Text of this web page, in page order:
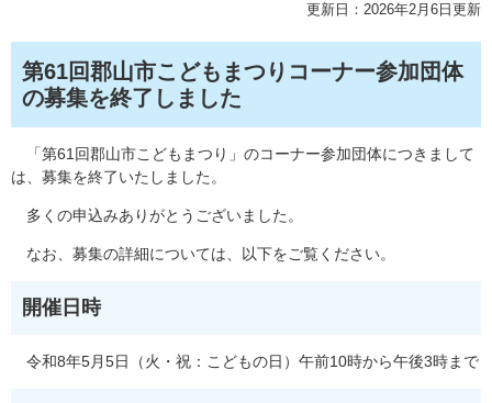
更新日：2026年2月6日更新
第61回郡山市こどもまつりコーナー参加団体
の募集を終了しました
「第61回郡山市こどもまつり」のコーナー参加団体につきまして
は、募集を終了いたしました。
多くの申込みありがとうございました。
なお、募集の詳細については、以下をご覧ください。
開催日時
令和8年5月5日（火・祝：こどもの日）午前10時から午後3時まで